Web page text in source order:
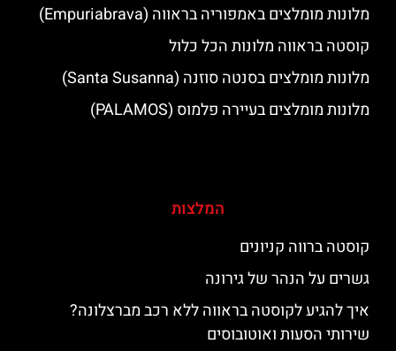
מלונות מומלצים באמפוריה בראווה (Empuriabrava)
קוסטה בראווה מלונות הכל כלול
מלונות מומלצים בסנטה סוזנה (Santa Susanna)
מלונות מומלצים בעיירה פלמוס (PALAMOS)
המלצות
קוסטה ברווה קניונים
גשרים על הנהר של גירונה
איך להגיע לקוסטה בראווה ללא רכב מברצלונה?
שירותי הסעות ואוטובוסים